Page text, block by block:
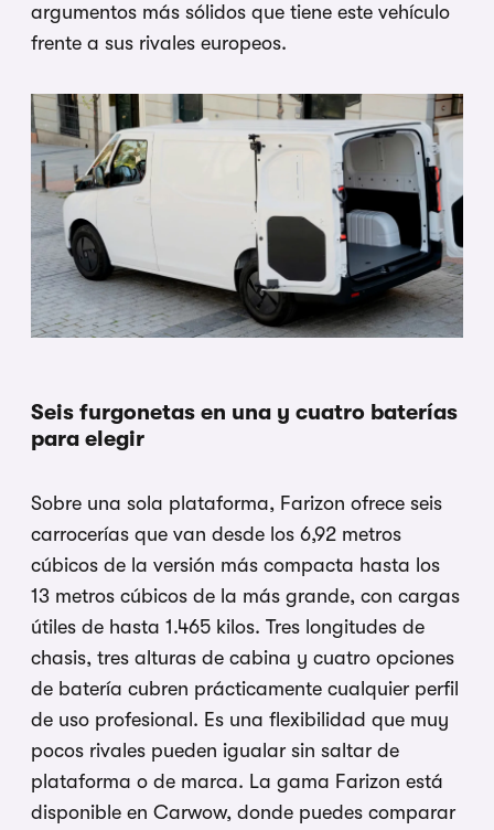
argumentos más sólidos que tiene este vehículo
frente a sus rivales europeos.
Seis furgonetas en una y cuatro baterías
para elegir
Sobre una sola plataforma, Farizon ofrece seis
carrocerías que van desde los 6,92 metros
cúbicos de la versión más compacta hasta los
13 metros cúbicos de la más grande, con cargas
útiles de hasta 1.465 kilos. Tres longitudes de
chasis, tres alturas de cabina y cuatro opciones
de batería cubren prácticamente cualquier perfil
de uso profesional. Es una flexibilidad que muy
pocos rivales pueden igualar sin saltar de
plataforma o de marca. La gama Farizon está
disponible en Carwow, donde puedes comparar